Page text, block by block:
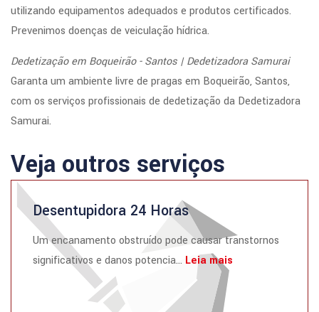
utilizando equipamentos adequados e produtos certificados.
Prevenimos doenças de veiculação hídrica.
Dedetização em Boqueirão - Santos | Dedetizadora Samurai
Garanta um ambiente livre de pragas em Boqueirão, Santos,
com os serviços profissionais de dedetização da Dedetizadora
Samurai.
Veja outros serviços
Desentupidora 24 Horas
Um encanamento obstruído pode causar transtornos
significativos e danos potencia... Leia mais